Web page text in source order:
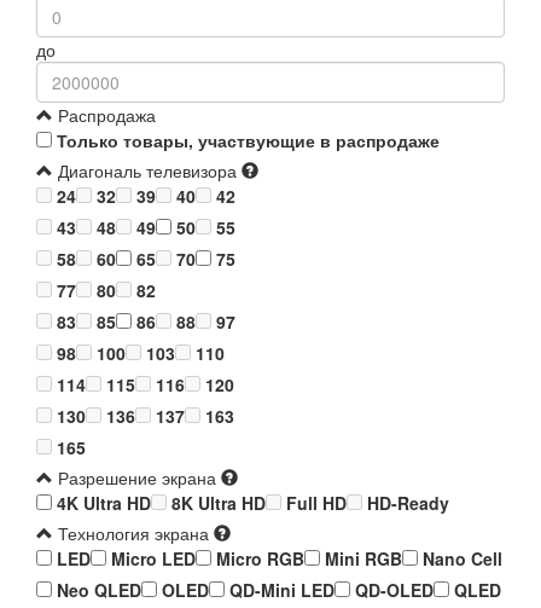
до
Распродажа
Только товары, участвующие в распродаже
Диагональ телевизора
24
32 39 40
42
43
48 49 50
55
58
60 65 70
75
77
80
82
83
85 86 88
97
98
100 103
110
114
115 116
120
130
136 137
163
165
Разрешение экрана
4K Ultra HD
8K Ultra HD Full HD
HD-Ready
Технология экрана
LED
Micro LED Micro RGB Mini RGB
Nano Cell
Neo QLED
OLED QD-Mini LED QD-OLED
QLED